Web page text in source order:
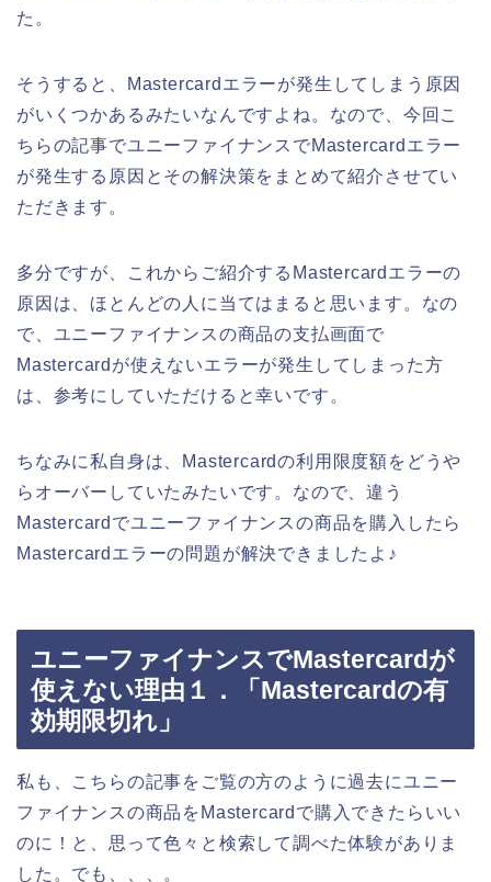
た。
そうすると、Mastercardエラーが発生してしまう原因
がいくつかあるみたいなんですよね。なので、今回こ
ちらの記事でユニーファイナンスでMastercardエラー
が発生する原因とその解決策をまとめて紹介させてい
ただきます。
多分ですが、これからご紹介するMastercardエラーの
原因は、ほとんどの人に当てはまると思います。なの
で、ユニーファイナンスの商品の支払画面で
Mastercardが使えないエラーが発生してしまった方
は、参考にしていただけると幸いです。
ちなみに私自身は、Mastercardの利用限度額をどうや
らオーバーしていたみたいです。なので、違う
Mastercardでユニーファイナンスの商品を購入したら
Mastercardエラーの問題が解決できましたよ♪
ユニーファイナンスでMastercardが
使えない理由１．「Mastercardの有
効期限切れ」
私も、こちらの記事をご覧の方のように過去にユニー
ファイナンスの商品をMastercardで購入できたらいい
のに！と、思って色々と検索して調べた体験がありま
した。でも、、、。